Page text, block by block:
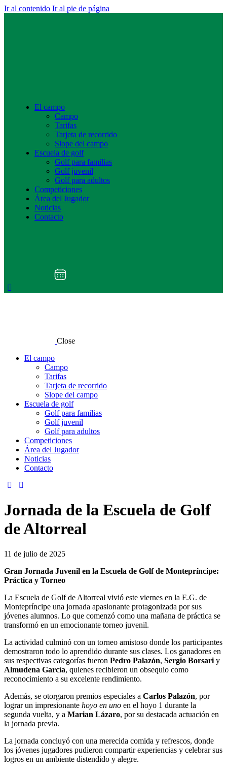
Ir al contenido Ir al pie de página
El campo
Campo
Tarifas
Tarjeta de recorrido
Slope del campo
Escuela de golf
Golf para familias
Golf juvenil
Golf para adultos
Competiciones
Área del Jugador
Noticias
Contacto
Close
El campo
Campo
Tarifas
Tarjeta de recorrido
Slope del campo
Escuela de golf
Golf para familias
Golf juvenil
Golf para adultos
Competiciones
Área del Jugador
Noticias
Contacto
Jornada de la Escuela de Golf
de Altorreal
11 de julio de 2025
Gran Jornada Juvenil en la Escuela de Golf de Montepríncipe:
Práctica y Torneo
La Escuela de Golf de Altorreal vivió este viernes en la E.G. de
Montepríncipe una jornada apasionante protagonizada por sus
jóvenes alumnos. Lo que comenzó como una mañana de práctica se
transformó en un emocionante torneo juvenil.
La actividad culminó con un torneo amistoso donde los participantes
demostraron todo lo aprendido durante sus clases. Los ganadores en
sus respectivas categorías fueron Pedro Palazón, Sergio Borsari y
Almudena García, quienes recibieron un obsequio como
reconocimiento a su excelente rendimiento.
Además, se otorgaron premios especiales a Carlos Palazón, por
lograr un impresionante hoyo en uno en el hoyo 1 durante la
segunda vuelta, y a Marian Lázaro, por su destacada actuación en
la jornada previa.
La jornada concluyó con una merecida comida y refrescos, donde
los jóvenes jugadores pudieron compartir experiencias y celebrar sus
logros en un ambiente distendido y alegre.